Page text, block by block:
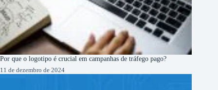
Por que o logotipo é crucial em campanhas de tráfego pago?
11 de dezembro de 2024